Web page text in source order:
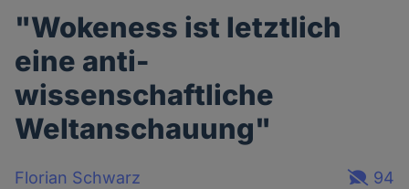
"Wokeness ist letztlich
eine anti-
wissenschaftliche
Weltanschauung"
Florian Schwarz
94